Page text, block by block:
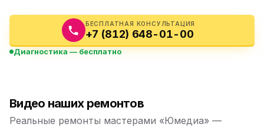
БЕСПЛАТНАЯ КОНСУЛЬТАЦИЯ
+7 (812) 648-01-00
Диагностика — бесплатно
Видео наших ремонтов
Реальные ремонты мастерами «Юмедиа» —